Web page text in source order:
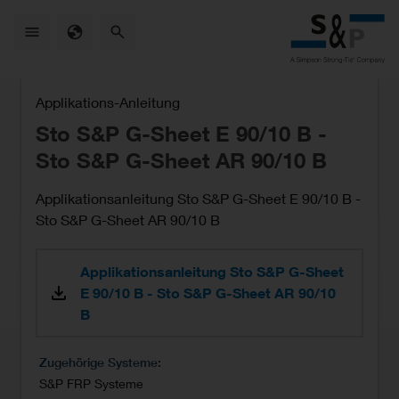
Applikations-Anleitung
Sto S&P G-Sheet E 90/10 B -
Sto S&P G-Sheet AR 90/10 B
Applikationsanleitung Sto S&P G-Sheet E 90/10 B -
Sto S&P G-Sheet AR 90/10 B
Applikationsanleitung Sto S&P G-Sheet
E 90/10 B - Sto S&P G-Sheet AR 90/10
B
Zugehörige Systeme
S&P FRP Systeme